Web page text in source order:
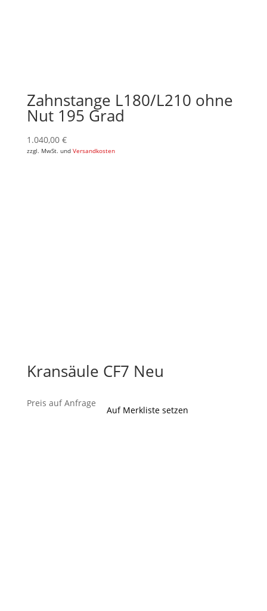
Zahnstange L180/L210 ohne
Nut 195 Grad
1.040,00 €
zzgl. MwSt. und Versandkosten
Kransäule CF7 Neu
Preis auf Anfrage
Auf Merkliste setzen